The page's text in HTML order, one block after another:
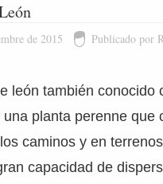
de 2015 Publicado por
león también conocido
planta perenne que
caminos y en
capacidad de